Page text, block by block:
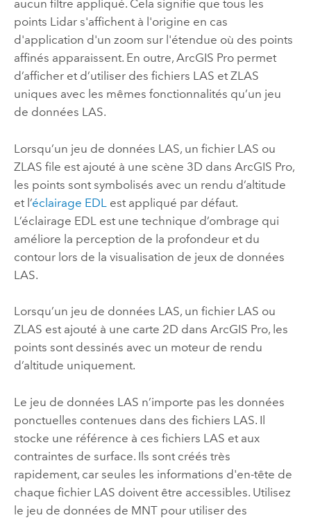
aucun filtre appliqué. Cela signifie que tous les
points Lidar s'affichent à l'origine en cas
d'application d'un zoom sur l'étendue où des points
affinés apparaissent. En outre, ArcGIS Propermet
d’afficher et d’utiliser des fichiers LAS et ZLAS
uniques avec les mêmes fonctionnalités qu’un jeu
de données LAS.
Lorsqu’un jeu de données LAS, un fichier LAS ou
ZLAS file est ajouté à une scène 3D dans ArcGIS Pro,
les points sont symbolisés avec un rendu d’altitude
et l’éclairage EDL est appliqué par défaut.
L’éclairage EDL est une technique d’ombrage qui
améliore la perception de la profondeur et du
contour lors de la visualisation de jeux de données
LAS.
Lorsqu’un jeu de données LAS, un fichier LAS ou
ZLAS est ajouté à une carte 2D dans ArcGIS Pro, les
points sont dessinés avec un moteur de rendu
d’altitude uniquement.
Le jeu de données LAS n’importe pas les données
ponctuelles contenues dans des fichiers LAS. Il
stocke une référence à ces fichiers LAS et aux
contraintes de surface. Ils sont créés très
rapidement, car seules les informations d'en-tête de
chaque fichier LAS doivent être accessibles. Utilisez
le jeu de données de MNT pour utiliser des